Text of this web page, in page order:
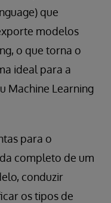
que
modelos
o que torna o
ideal para a
Machine Learning
para o
completo de um
conduzir
os tipos de